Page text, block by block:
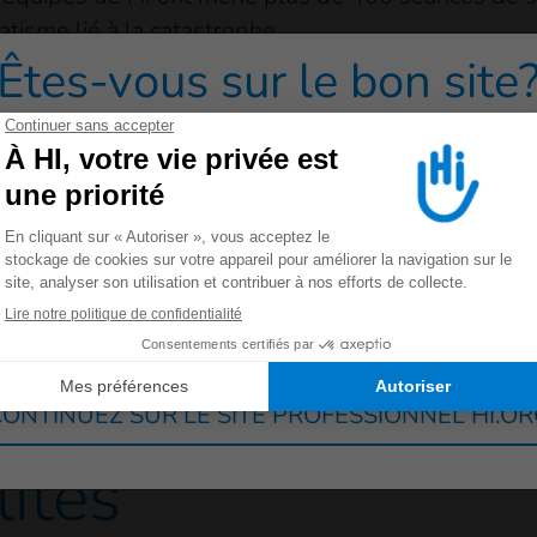
lié à la catastrophe.
de 60 séances de réadaptation et distribué
etc.) permettant aux blessés de se
béquilles, etc., aux personnes qui en avaient
vous sur le bon
vers un de nos sites grand public cliquez sur
Allemagne France
SUR LE SITE PROFESSIONNEL